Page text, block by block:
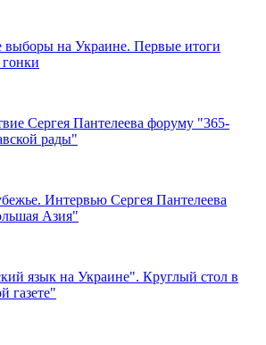
выборы на Украине. Первые итоги
Сергея Пантелеева форуму "365-
рады"
Интервью Сергея Пантелеева
Азия"
язык на Украине". Круглый стол в
газете"